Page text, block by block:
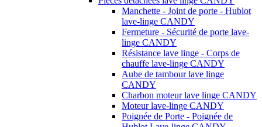
Manchette - Joint de porte - Hublot
lave-linge CANDY
Fermeture - Sécurité de porte lave-
linge CANDY
Résistance lave linge - Corps de
chauffe lave-linge CANDY
Aube de tambour lave linge
CANDY
Charbon moteur lave linge CANDY
Moteur lave-linge CANDY
Poignée de Porte - Poignée de